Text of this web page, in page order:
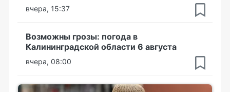
вчера, 15:37
Возможны грозы: погода в
Калининградской области 6 августа
вчера, 08:00